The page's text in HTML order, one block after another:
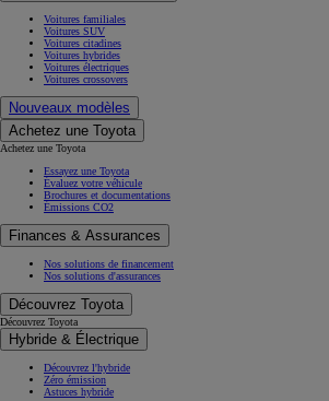
Voitures familiales
Voitures SUV
Voitures citadines
Voitures hybrides
Voitures électriques
Voitures crossovers
Nouveaux modèles
Achetez une Toyota
Achetez une Toyota
Essayez une Toyota
Évaluez votre véhicule
Brochures et documentations
Émissions CO2
Finances & Assurances
Nos solutions de financement
Nos solutions d'assurances
Découvrez Toyota
Découvrez Toyota
Hybride & Électrique
Découvrez l'hybride
Zéro émission
Astuces hybride